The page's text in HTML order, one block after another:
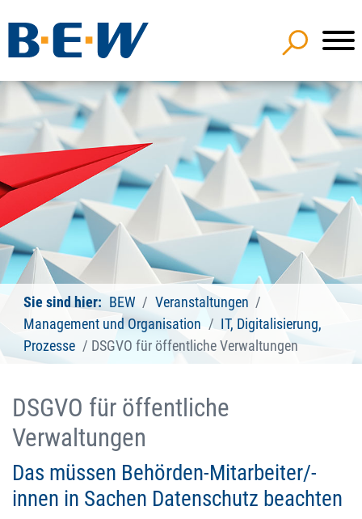
Sie sind hier: BEW
Veranstaltungen
Management und Organisation
IT, Digitalisierung,
Prozesse
DSGVO für öffentliche Verwaltungen
DSGVO für öffentliche
Verwaltungen
Das müssen Behörden-Mitarbeiter/-
innen in Sachen Datenschutz beachten